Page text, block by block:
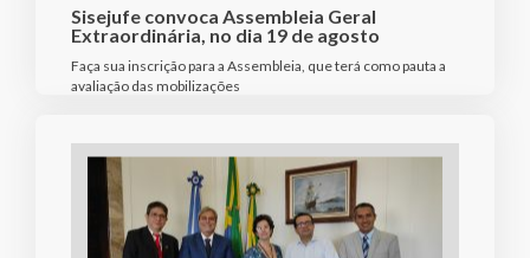
Sisejufe convoca Assembleia Geral
Extraordinária, no dia 19 de agosto
Faça sua inscrição para a Assembleia, que terá como pauta a
avaliação das mobilizações